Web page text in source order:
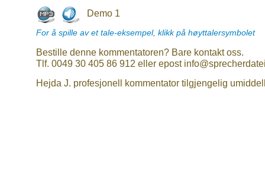
Demo 1
For å spille av et tale-eksempel, klikk på høyttalersymbolet
Bestille denne kommentatoren? Bare kontakt oss.
Tlf. 0049 30 405 86 912 eller epost
Hejda J. profesjonell kommentator tilgjengelig